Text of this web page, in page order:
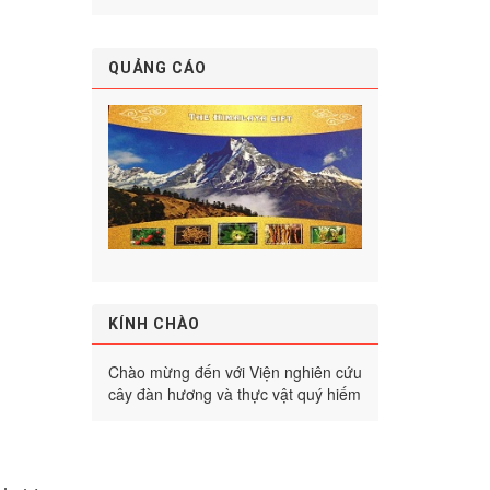
QUẢNG CÁO
KÍNH CHÀO
Chào mừng đến với Viện nghiên cứu
cây đàn hương và thực vật quý hiếm